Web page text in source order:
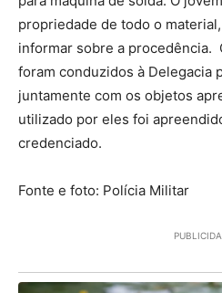
propriedade de todo o
informar sobre a procedência.
foram conduzidos à Delegacia
juntamente com os objetos
utilizado por eles foi
credenciado.
Fonte e foto: Polícia Militar